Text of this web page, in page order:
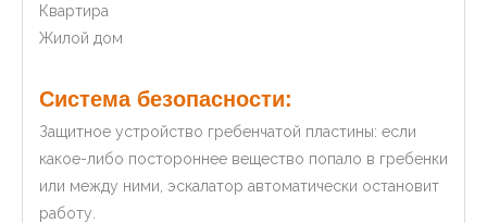
Квартира
Жилой дом
Система безопасности:
Защитное устройство гребенчатой ​​пластины: если
какое-либо постороннее вещество попало в гребенки
или между ними, эскалатор автоматически остановит
работу.